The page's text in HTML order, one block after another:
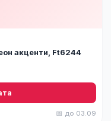
акценти, Ft6244
📅 до 03.09